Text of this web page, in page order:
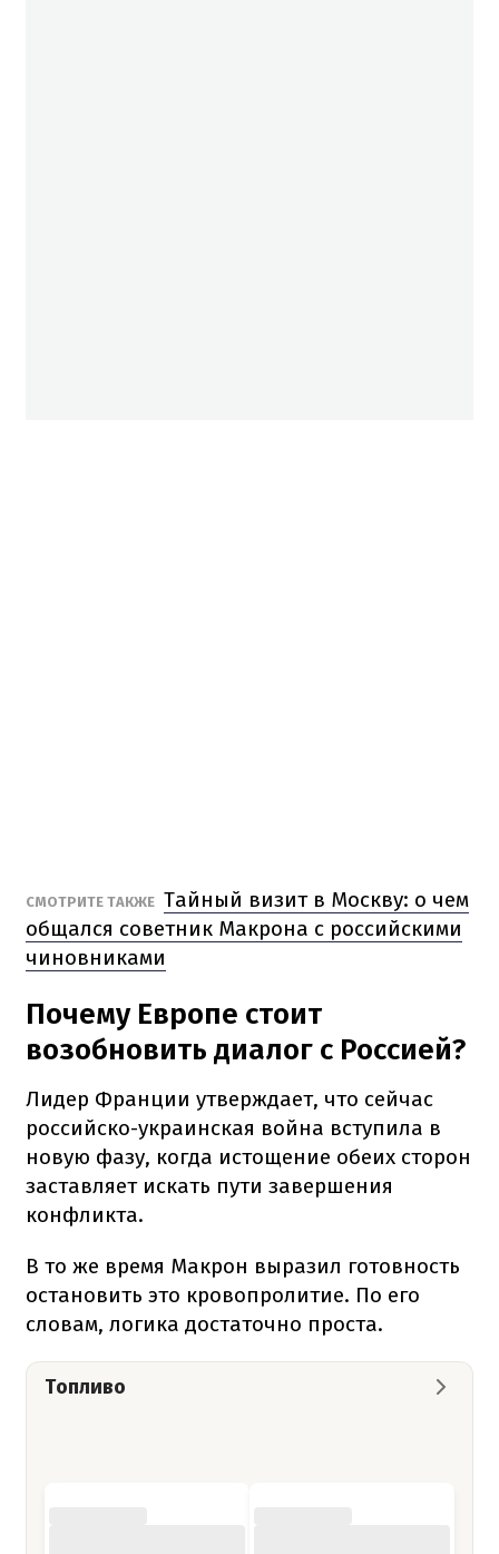
СМОТРИТЕ ТАКЖЕ Тайный визит в Москву: о чем
общался советник Макрона с российскими
чиновниками
Почему Европе стоит
возобновить диалог с Россией?
Лидер Франции утверждает, что сейчас
российско-украинская война вступила в
новую фазу, когда истощение обеих сторон
заставляет искать пути завершения
конфликта.
В то же время Макрон выразил готовность
остановить это кровопролитие. По его
словам, логика достаточно проста.
Топливо